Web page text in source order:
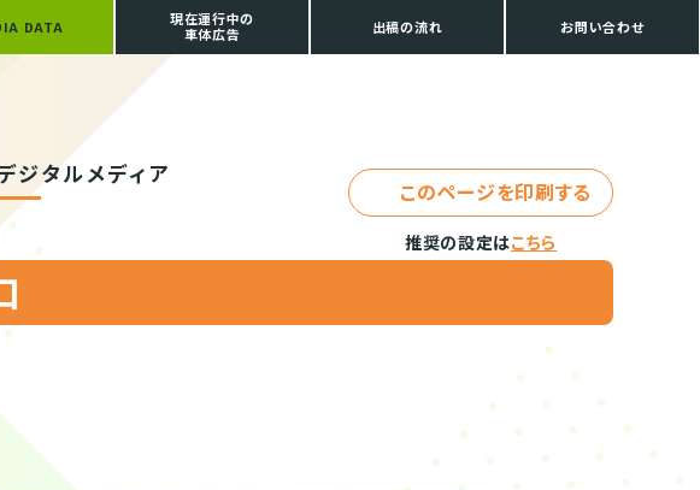
ジタルメディア
このページを印刷する
推奨の設定はこちら
DATA
現在運行中の
車体広告
出稿の流れ お問い合わせ